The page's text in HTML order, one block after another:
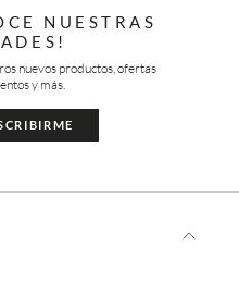
NUESTRAS
nuevos productos, ofertas
y más.